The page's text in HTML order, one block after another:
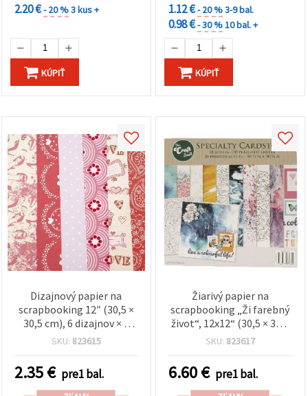
2.20 €- 20 %3 kus +
KÚPIŤ
1.12 €- 20 %3-9 bal.
0.98 €- 30 %10 bal. +
KÚPIŤ
Dizajnový papier na
scrapbooking 12″ (30,5 ×
30,5 cm), 6 dizajnov × 2
archy
SKU: 823615
2.35€ pre1 bal.
Žiarivý papier na
scrapbooking „Ži farebný
život“, 12x12“ (30,5 × 30,5
cm) – 40 listov, 20
motívov (tlačené a
perleťové) – mix; ideálny
na scrapbooky,
SKU: 823617
6.60€ pre1 bal.